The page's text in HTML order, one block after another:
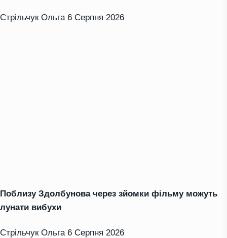
Стрільчук Ольга 6 Серпня 2026
Поблизу Здолбунова через зйомки фільму можуть
лунати вибухи
Стрільчук Ольга 6 Серпня 2026